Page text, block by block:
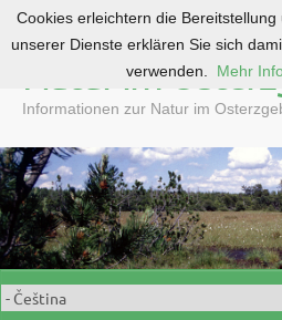
o
c
o
n
e
n
Natur im
Informationen zur Natur im
Cookies erleichtern die
unserer Dienste erklären Sie sich
verwenden.
Mehr